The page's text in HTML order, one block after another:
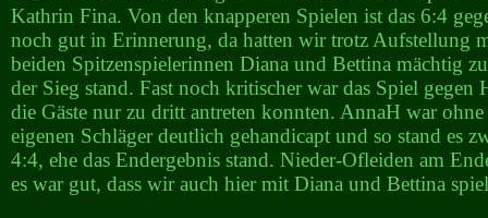
Kathrin Fina. Von den knapperen Spielen ist das 6:4
noch gut in Erinnerung, da hatten wir trotz Aufstellung
beiden Spitzenspielerinnen Diana und Bettina mächtig
der Sieg stand. Fast noch kritischer war das Spiel gegen
die Gäste nur zu dritt antreten konnten. AnnaH war
eigenen Schläger deutlich gehandicapt und so stand es
4:4, ehe das Endergebnis stand. Nieder-Ofleiden am
es war gut, dass wir auch hier mit Diana und Bettina